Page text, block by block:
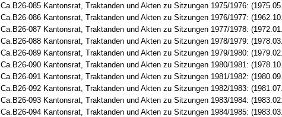
Ca.B26-085 Kantonsrat, Traktanden und Akten zu Sitzungen 1975/1976:
Ca.B26-086 Kantonsrat, Traktanden und Akten zu Sitzungen 1976/1977:
Ca.B26-087 Kantonsrat, Traktanden und Akten zu Sitzungen 1977/1978:
Ca.B26-088 Kantonsrat, Traktanden und Akten zu Sitzungen 1978/1979:
Ca.B26-089 Kantonsrat, Traktanden und Akten zu Sitzungen 1979/1980:
Ca.B26-090 Kantonsrat, Traktanden und Akten zu Sitzungen 1980/1981:
Ca.B26-091 Kantonsrat, Traktanden und Akten zu Sitzungen 1981/1982:
Ca.B26-092 Kantonsrat, Traktanden und Akten zu Sitzungen 1982/1983:
Ca.B26-093 Kantonsrat, Traktanden und Akten zu Sitzungen 1983/1984:
Ca.B26-094 Kantonsrat, Traktanden und Akten zu Sitzungen 1984/1985: